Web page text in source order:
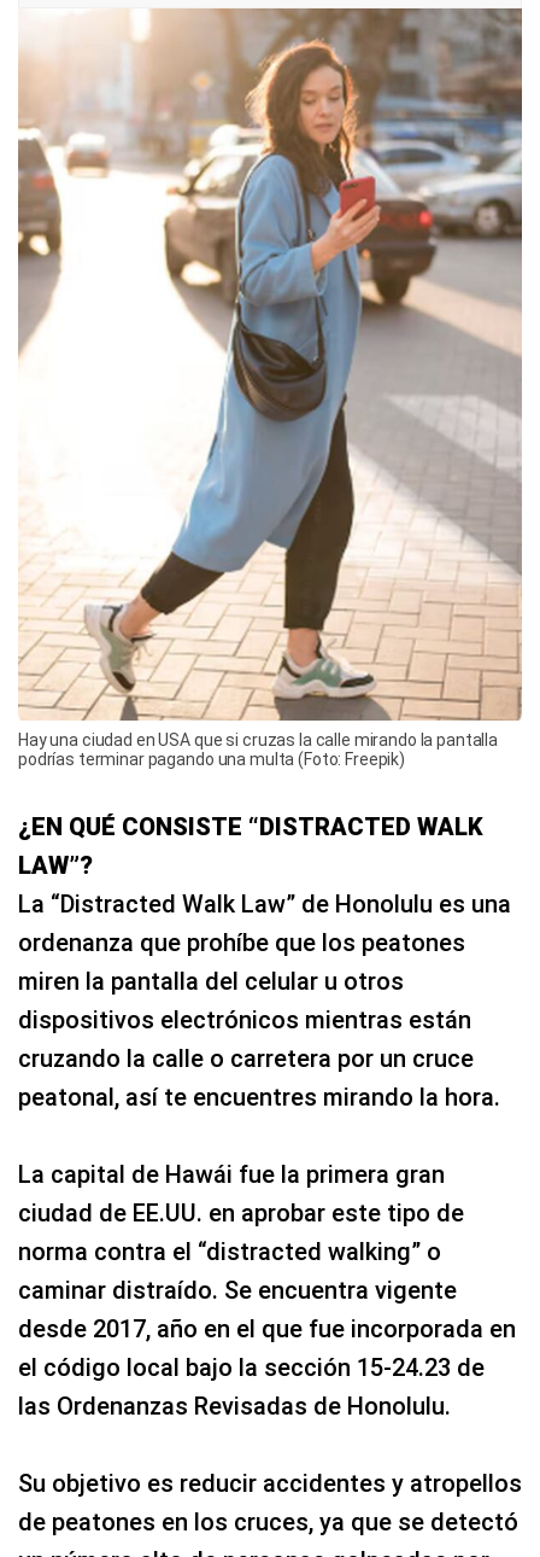
Hay una ciudad en USA que si cruzas la calle mirando la pantalla
podrías terminar pagando una multa (Foto: Freepik)
¿EN QUÉ CONSISTE “DISTRACTED WALK
LAW”?
La “Distracted Walk Law” de Honolulu es una
ordenanza que prohíbe que los peatones
miren la pantalla del celular u otros
dispositivos electrónicos mientras están
cruzando la calle o carretera por un cruce
peatonal, así te encuentres mirando la hora.
La capital de Hawái fue la primera gran
ciudad de EE.UU. en aprobar este tipo de
norma contra el “distracted walking” o
caminar distraído. Se encuentra vigente
desde 2017, año en el que fue incorporada en
el código local bajo la sección 15-24.23 de
las Ordenanzas Revisadas de Honolulu.
Su objetivo es reducir accidentes y atropellos
de peatones en los cruces, ya que se detectó